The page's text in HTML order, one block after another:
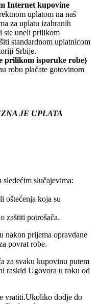
Internet kupovine
uplatom na naš
za uplatu izabranih
ste uneli prilikom
standardnom uplatnicom
Srbije.
prilikom isporuke robe)
robu plaćate gotovinom
JE UPLATA
slučajevima:
oštećenja koja su
zaštiti potrošača.
nakon prijema opravdane
povrat robe.
za svaku kupovinu putem
raskid Ugovora u roku od
vratiti.Ukoliko dodje do